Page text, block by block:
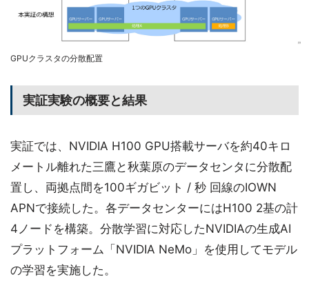
GPUクラスタの分散配置
実証実験の概要と結果
実証では、NVIDIA H100 GPU搭載サーバを約40キロ
メートル離れた三鷹と秋葉原のデータセンタに分散配
置し、両拠点間を100ギガビット / 秒 回線のIOWN
APNで接続した。各データセンターにはH100 2基の計
4ノードを構築。分散学習に対応したNVIDIAの生成AI
プラットフォーム「NVIDIA NeMo」を使用してモデル
の学習を実施した。